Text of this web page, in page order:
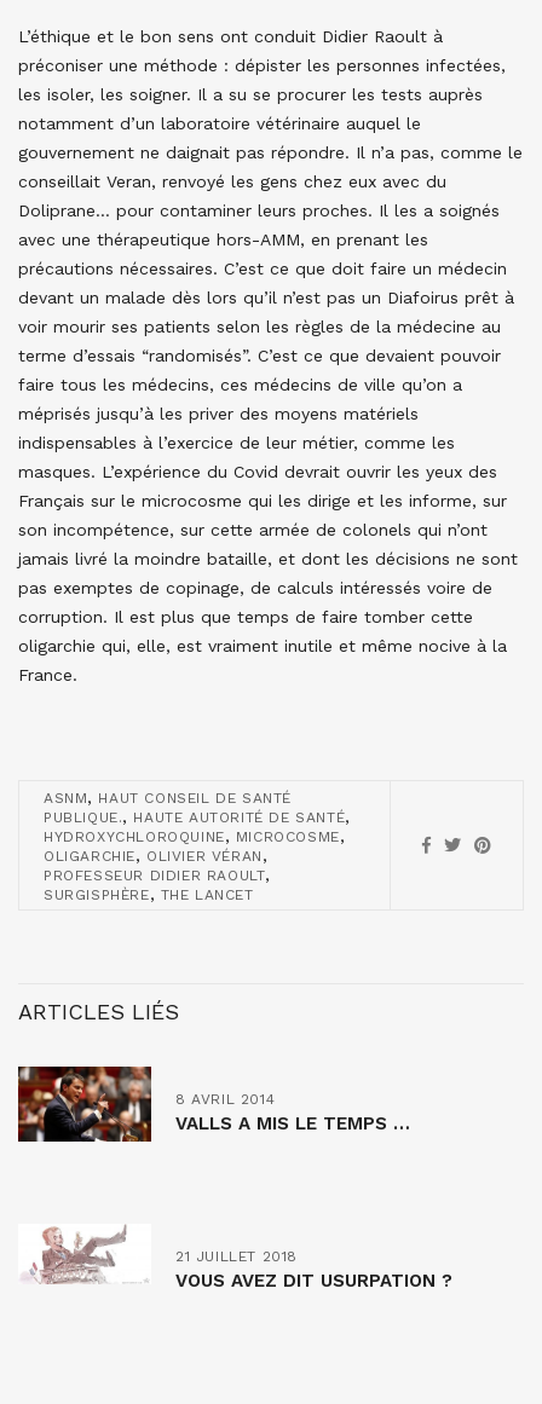
L’éthique et le bon sens ont conduit Didier Raoult à
préconiser une méthode : dépister les personnes infectées,
les isoler, les soigner. Il a su se procurer les tests auprès
notamment d’un laboratoire vétérinaire auquel le
gouvernement ne daignait pas répondre. Il n’a pas, comme le
conseillait Veran, renvoyé les gens chez eux avec du
Doliprane… pour contaminer leurs proches. Il les a soignés
avec une thérapeutique hors-AMM, en prenant les
précautions nécessaires. C’est ce que doit faire un médecin
devant un malade dès lors qu’il n’est pas un Diafoirus prêt à
voir mourir ses patients selon les règles de la médecine au
terme d’essais “randomisés”. C’est ce que devaient pouvoir
faire tous les médecins, ces médecins de ville qu’on a
méprisés jusqu’à les priver des moyens matériels
indispensables à l’exercice de leur métier, comme les
masques. L’expérience du Covid devrait ouvrir les yeux des
Français sur le microcosme qui les dirige et les informe, sur
son incompétence, sur cette armée de colonels qui n’ont
jamais livré la moindre bataille, et dont les décisions ne sont
pas exemptes de copinage, de calculs intéressés voire de
corruption. Il est plus que temps de faire tomber cette
oligarchie qui, elle, est vraiment inutile et même nocive à la
France.
ASNM, HAUT CONSEIL DE SANTÉ
PUBLIQUE., HAUTE AUTORITÉ DE SANTÉ,
HYDROXYCHLOROQUINE, MICROCOSME,
OLIGARCHIE, OLIVIER VÉRAN ,
PROFESSEUR DIDIER RAOULT,
SURGISPHÈRE, THE LANCET
ARTICLES LIÉS
8 AVRIL 2014
VALLS A MIS LE TEMPS …
21 JUILLET 2018
VOUS AVEZ DIT USURPATION ?